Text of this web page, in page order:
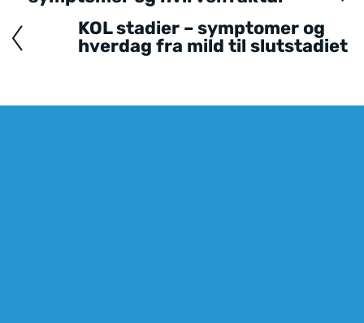
navigation
KOL stadier – symptomer og
hverdag fra mild til slutstadiet